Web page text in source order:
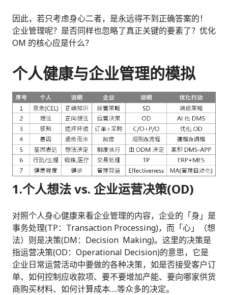
因此，若只考虑身心二者，是永远得不到正确答案的！
企业管理呢？是否同样也忽略了真正关键的要素了？优化
OM 的核心应是什么？
个人健康与企业管理的模拟
1.个人想法 vs. 企业运营决策(OD)
对照个人身心健康来看企业管理的内容，企业的「身」是
事务处理(TP：Transaction Processing)，而「心」（想
法）则是决策(DM：Decision Making)。这里的决策是
指运营决策(OD：Operational Decision)的意思，它是
企业日常运营活动中要做的各种决策，如是否接受客户订
单、如何控制应收款项、要不要增加产能、要向哪家供货
商购买材料、如何计算成本….等众多的决定。